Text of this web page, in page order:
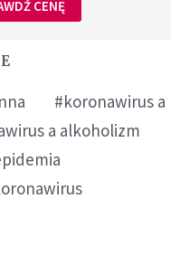
CENĘ
#koronawirus a
a alkoholizm